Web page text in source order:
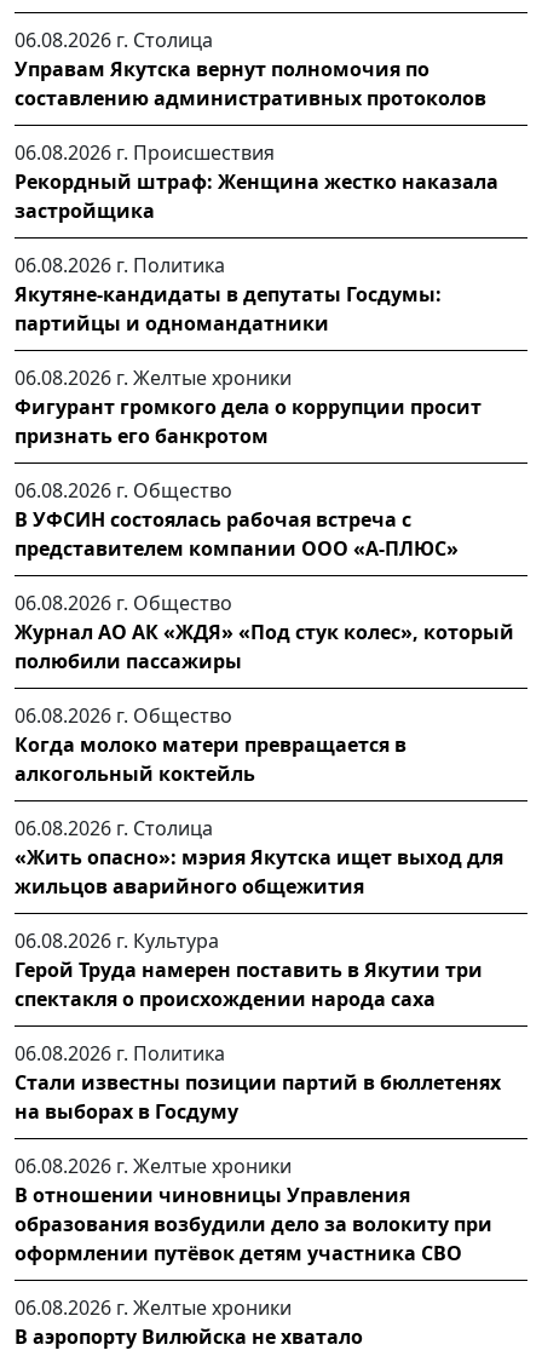
06.08.2026 г. Столица
Управам Якутска вернут полномочия по
составлению административных протоколов
06.08.2026 г. Происшествия
Рекордный штраф: Женщина жестко наказала
застройщика
06.08.2026 г. Политика
Якутяне-кандидаты в депутаты Госдумы:
партийцы и одномандатники
06.08.2026 г. Желтые хроники
Фигурант громкого дела о коррупции просит
признать его банкротом
06.08.2026 г. Общество
В УФСИН состоялась рабочая встреча с
представителем компании ООО «А-ПЛЮС»
06.08.2026 г. Общество
Журнал АО АК «ЖДЯ» «Под стук колес», который
полюбили пассажиры
06.08.2026 г. Общество
Когда молоко матери превращается в
алкогольный коктейль
06.08.2026 г. Столица
«Жить опасно»: мэрия Якутска ищет выход для
жильцов аварийного общежития
06.08.2026 г. Культура
Герой Труда намерен поставить в Якутии три
спектакля о происхождении народа саха
06.08.2026 г. Политика
Стали известны позиции партий в бюллетенях
на выборах в Госдуму
06.08.2026 г. Желтые хроники
В отношении чиновницы Управления
образования возбудили дело за волокиту при
оформлении путёвок детям участника СВО
06.08.2026 г. Желтые хроники
В аэропорту Вилюйска не хватало